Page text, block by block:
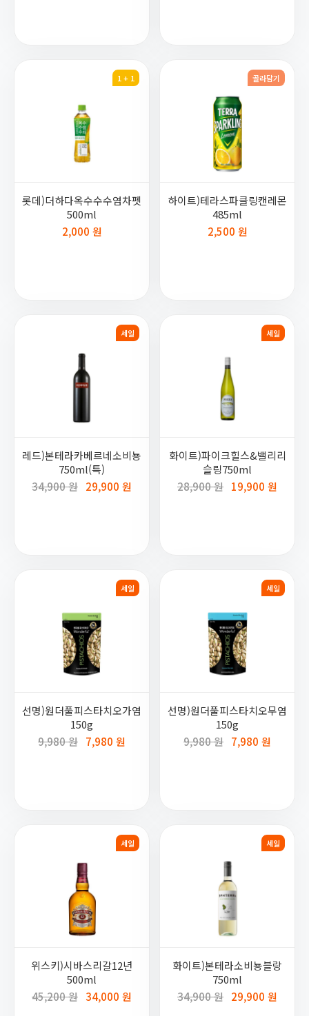
1 + 1
롯데)더하다옥수수수염차펫
500ml
2,000 원
골라담기
하이트)테라스파클링캔레몬
485ml
2,500 원
세일
레드)본테라카베르네소비뇽
750ml(특)
34,900 원 29,900 원
세일
화이트)파이크힐스&밸리리
슬링750ml
28,900 원 19,900 원
세일
선명)원더풀피스타치오가염
150g
9,980 원 7,980 원
세일
선명)원더풀피스타치오무염
150g
9,980 원 7,980 원
세일
위스키)시바스리갈12년
500ml
45,200 원 34,000 원
세일
화이트)본테라소비뇽블랑
750ml
34,900 원 29,900 원